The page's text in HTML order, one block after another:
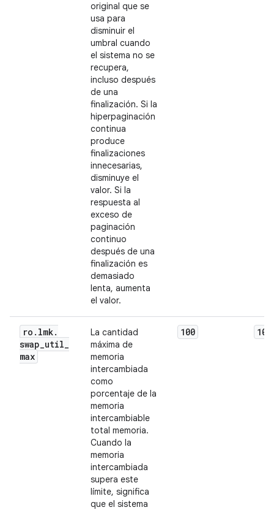
original que se
usa para
disminuir el
umbral cuando
el sistema no se
recupera,
incluso después
de una
finalización. Si la
hiperpaginación
continua
produce
finalizaciones
innecesarias,
disminuye el
valor. Si la
respuesta al
exceso de
paginación
continuo
después de una
finalización es
demasiado
lenta, aumenta
el valor.
ro . lmk.
swap_util_
max
La cantidad
máxima de
memoria
intercambiada
como
porcentaje de la
memoria
intercambiable
total memoria.
Cuando la
memoria
intercambiada
supera este
límite, significa
que el sistema
100 100